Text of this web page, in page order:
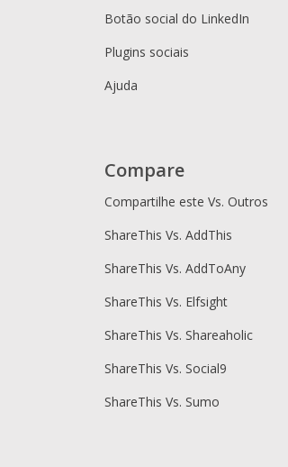
Botão social do LinkedIn
Plugins sociais
Ajuda
Compare
Compartilhe este Vs. Outros
ShareThis Vs. AddThis
ShareThis Vs. AddToAny
ShareThis Vs. Elfsight
ShareThis Vs. Shareaholic
ShareThis Vs. Social9
ShareThis Vs. Sumo